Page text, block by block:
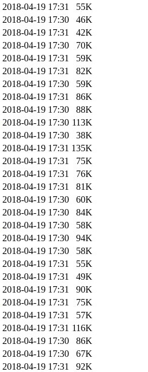
2018-04-19 17:31
55K
2018-04-19 17:30
46K
2018-04-19 17:31
42K
2018-04-19 17:30
70K
2018-04-19 17:31
59K
2018-04-19 17:31
82K
2018-04-19 17:30
59K
2018-04-19 17:31
86K
2018-04-19 17:30
88K
2018-04-19 17:30 113K
2018-04-19 17:30
38K
2018-04-19 17:31 135K
2018-04-19 17:31
75K
2018-04-19 17:31
76K
2018-04-19 17:31
81K
2018-04-19 17:30
60K
2018-04-19 17:30
84K
2018-04-19 17:30
58K
2018-04-19 17:30
94K
2018-04-19 17:30
58K
2018-04-19 17:31
55K
2018-04-19 17:31
49K
2018-04-19 17:31
90K
2018-04-19 17:31
75K
2018-04-19 17:31
57K
2018-04-19 17:31 116K
2018-04-19 17:30
86K
2018-04-19 17:30
67K
2018-04-19 17:31
92K